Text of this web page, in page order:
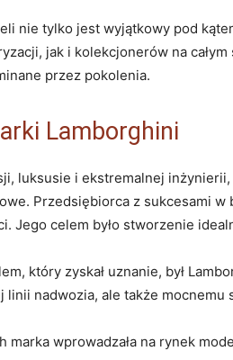
nie tylko jest wyjątkowy ⁣pod
jak i kolekcjonerów na
przez pokolenia.
Lamborghini
luksusie i ekstremalnej
Przedsiębiorca z sukcesami
Jego celem było stworzenie
który zyskał uznanie, był
linii ⁤nadwozia, ale także mocnemu
⁢marka wprowadzała na rynek